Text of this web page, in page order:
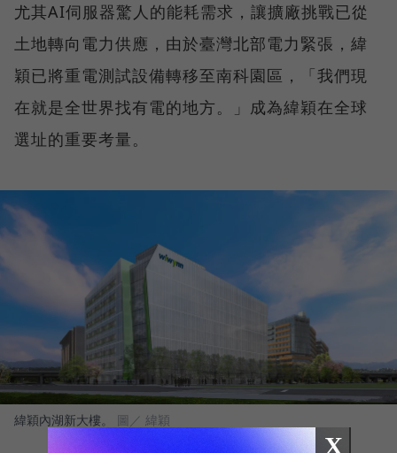
尤其AI伺服器驚人的能耗需求，讓擴廠挑戰已從
土地轉向電力供應，由於臺灣北部電力緊張，緯
穎已將重電測試設備轉移至南科園區，「我們現
在就是全世界找有電的地方。」成為緯穎在全球
選址的重要考量。
緯穎內湖新大樓。 圖／ 緯穎
X